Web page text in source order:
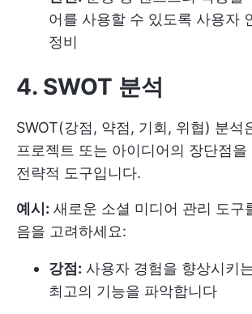
어를 사용할 수 있도록 사용자
정비
4. SWOT 분석
SWOT(강점, 약점, 기회, 위협) 분석
프로젝트 또는 아이디어의 장단점
전략적 도구입니다.
예시: 새로운 소셜 미디어 관리 도구
음을 고려하세요:
강점: 사용자 경험을 향상시키
최고의 기능을 파악합니다